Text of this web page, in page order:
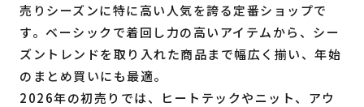
売りシーズンに特に高い人気を誇る定番ショップで
す。ベーシックで着回し力の高いアイテムから、シー
ズントレンドを取り入れた商品まで幅広く揃い、年始
のまとめ買いにも最適。
2026年の初売りでは、ヒートテックやニット、アウ